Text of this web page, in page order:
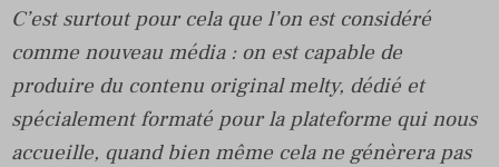
C’est surtout pour cela que l’on est considéré
comme nouveau média : on est capable de
produire du contenu original melty, dédié et
spécialement formaté pour la plateforme qui nous
accueille, quand bien même cela ne génèrera pas